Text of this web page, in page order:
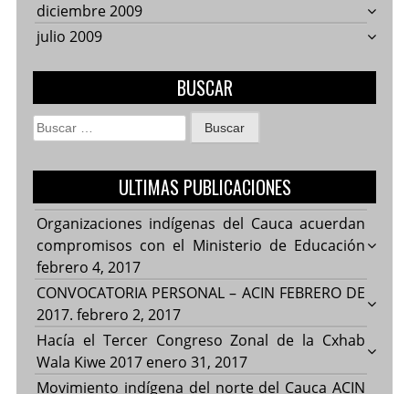
diciembre 2009
julio 2009
BUSCAR
Buscar:
ULTIMAS PUBLICACIONES
Organizaciones indígenas del Cauca acuerdan
compromisos con el Ministerio de Educación
febrero 4, 2017
CONVOCATORIA PERSONAL – ACIN FEBRERO DE
2017. febrero 2, 2017
Hacía el Tercer Congreso Zonal de la Cxhab
Wala Kiwe 2017 enero 31, 2017
Movimiento indígena del norte del Cauca ACIN